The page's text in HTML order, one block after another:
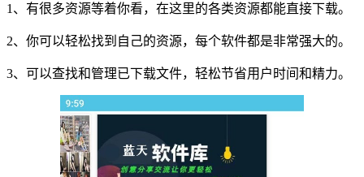
1、有很多资源等着你看，在这里的各类资源都能直接下载。
2、你可以轻松找到自己的资源，每个软件都是非常强大的。
3、可以查找和管理已下载文件，轻松节省用户时间和精力。